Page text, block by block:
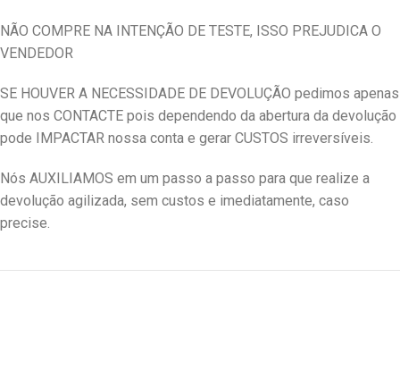
NÃO COMPRE NA INTENÇÃO DE TESTE, ISSO PREJUDICA O
VENDEDOR
SE HOUVER A NECESSIDADE DE DEVOLUÇÃO pedimos apenas
que nos CONTACTE pois dependendo da abertura da devolução
pode IMPACTAR nossa conta e gerar CUSTOS irreversíveis.
Nós AUXILIAMOS em um passo a passo para que realize a
devolução agilizada, sem custos e imediatamente, caso
precise.